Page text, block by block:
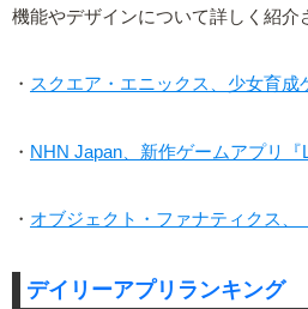
機能やデザインについて詳しく紹介
・ スクエア・エニックス、少女育
・ NHN Japan、新作ゲームアプリ
・ オブジェクト・ファナティクス
デイリーアプリランキング